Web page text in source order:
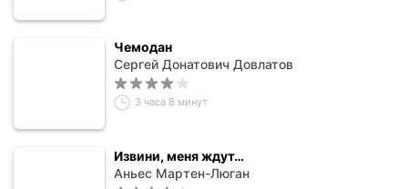
Чемодан
Сергей Донатович Довлатов
3 часа 8 минут
Извини, меня ждут…
Аньес Мартен-Люган